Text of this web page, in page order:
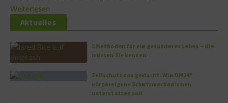
Weiterlesen
Aktuelles
5 Methoden für ein gesünderes Leben – die
müssen Sie kennen
Zellschutz neu gedacht: Wie OM24®
körpereigene Schutzmechanismen
unterstützen soll